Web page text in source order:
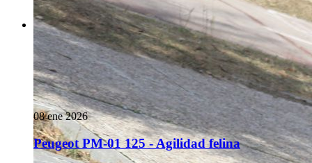
08 ene 2026
Peugeot PM-01 125 - Agilidad felina